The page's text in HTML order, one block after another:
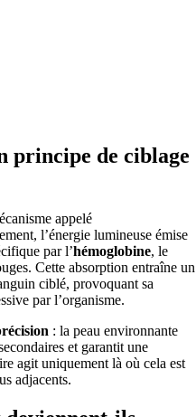
principe de ciblage
appelé
l’énergie lumineuse émise
par l’hémoglobine, le
Cette absorption entraîne un
ciblé, provoquant sa
par l’organisme.
: la peau environnante
et garantit une
agit uniquement là où cela est
adjacents.